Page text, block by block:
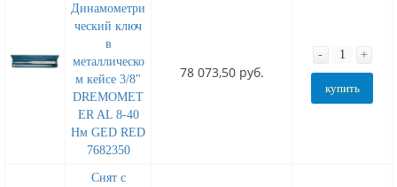
Динамометри
ческий ключ
в
металлическо
м кейсе 3/8"
DREMOMET
ER AL 8-40
Нм GED RED
7682350
78 073,50 руб.
- +
купить
Cнят с